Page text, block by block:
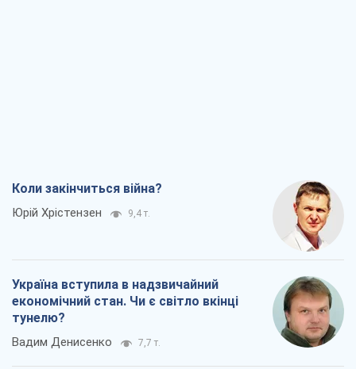
Коли закінчиться війна?
Юрій Хрістензен 9,4 т.
Україна вступила в надзвичайний
економічний стан. Чи є світло вкінці
тунелю?
Вадим Денисенко 7,7 т.